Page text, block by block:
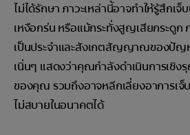
ไม่ได้รักษา ภาวะเหล่านี้อาจทำให้รู้สึกเ
เหงือกร่น หรือแม้กระทั่งสูญเสียกระดู
เป็นประจำและสังเกตสัญญาณของปัญ
เนิ่นๆ แสดงว่าคุณกำลังดำเนินการเชิง
ของคุณ รวมถึงอาจหลีกเลี่ยงอาการเจ็
ไม่สบายในอนาคตได้